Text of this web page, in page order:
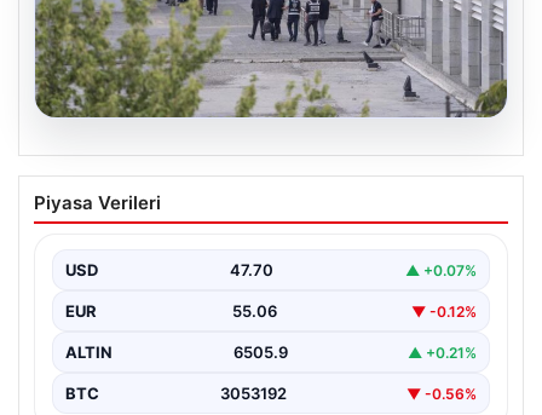
05.08.2026
Etimesgut Belediyesi’nde Gelişen
Soruşturma ve Uyuşturucu Test
Son günlerde yayılan haberler, Etimesgut
seriyor. Soruşturma kapsamında,…
Piyasa Verileri
USD 47.70 ▲ +0.07%
EUR 55.06 ▼ -0.12%
ALTIN 6505.9 ▲ +0.21%
BTC 3053192 ▼ -0.56%